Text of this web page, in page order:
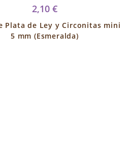
2,10 €
Plata de Ley y Circonitas mini
5 mm (Esmeralda)